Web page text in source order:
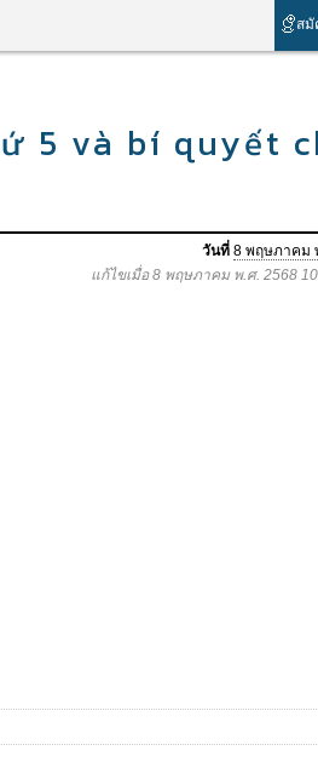
สมั
5 và bí quyết
วันที่ 8 พฤษภาคม
แก้ไขเมื่อ 8 พฤษภาคม พ.ศ. 2568